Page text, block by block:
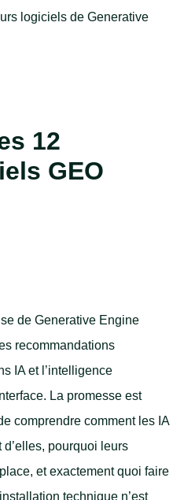
logiciels de Generative
12
GEO
de Generative Engine
recommandations
IA et l’intelligence
La promesse est
comprendre comment les IA
d’elles, pourquoi leurs
et exactement quoi faire
technique n’est